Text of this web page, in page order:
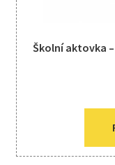
Školní aktovka